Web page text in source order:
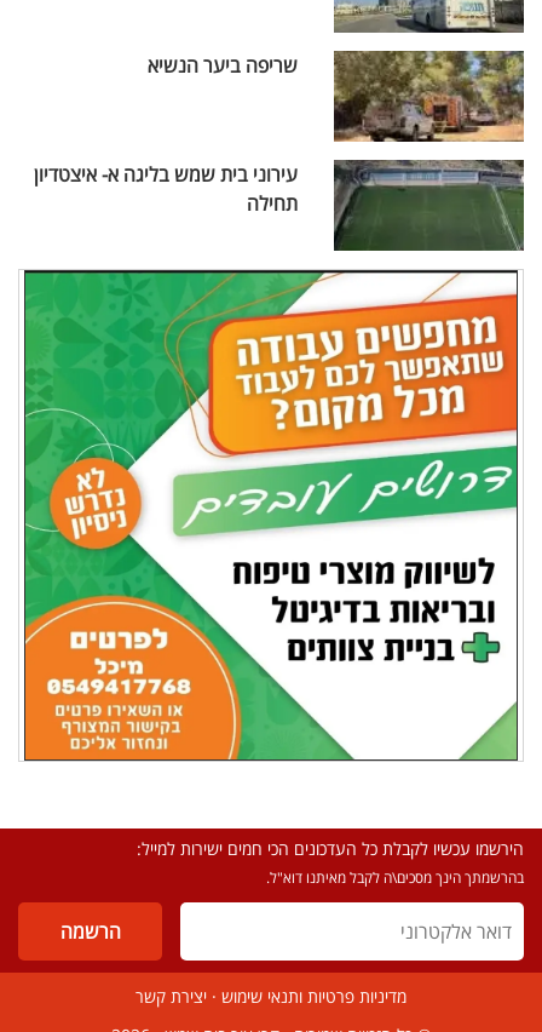
שריפה ביער הנשיא
עירוני בית שמש בליגה א- איצטדיון
תחילה
הירשמו עכשיו לקבלת כל העדכונים הכי חמים ישירות למייל:
בהרשמתך הינך מסכים\ה לקבל מאיתנו דוא"ל.
מדיניות פרטיות ותנאי שימוש · יצירת קשר